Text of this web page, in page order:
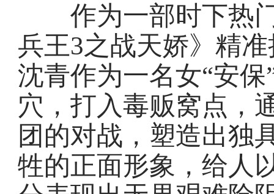
作为一部时下热门
兵王3之战天娇》精
沈青作为一名女“安
穴，打入毒贩窝点，
团的对战，塑造出独
牲的正面形象，给人